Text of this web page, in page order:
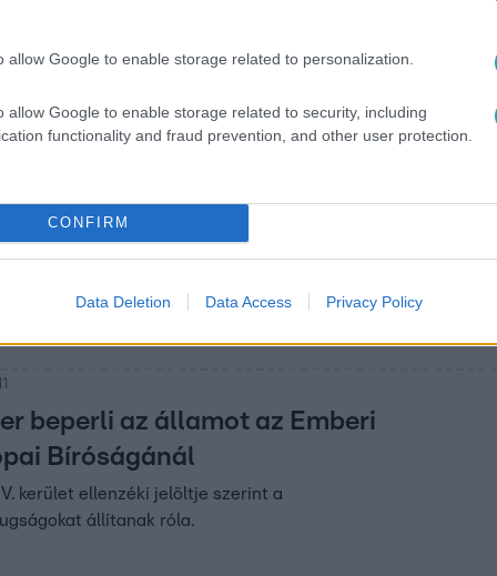
allow Google to enable storage related to personalization.
allow Google to enable storage related to security, including
functionality and fraud prevention, and other user protection.
CONFIRM
Data Deletion Data Access Privacy Policy
mutatott be egy telefonbeszélgetést a youtube-
kerületi
tárgyalást
beperli az államot az Emberi
Bíróságánál
kerület ellenzéki jelöltje szerint a
állítanak róla.